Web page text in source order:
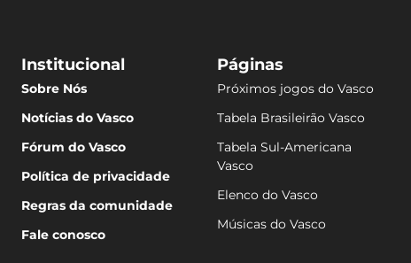
Institucional
Sobre Nós
Notícias do Vasco
Fórum do Vasco
Política de privacidade
Regras da comunidade
Fale conosco
Páginas
Próximos jogos do Vasco
Tabela Brasileirão Vasco
Tabela Sul-Americana
Vasco
Elenco do Vasco
Músicas do Vasco